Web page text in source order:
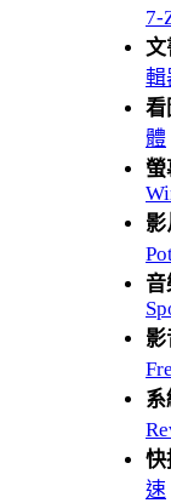
7-
文
輯
看
體
螢
影
音
影
系
快
速